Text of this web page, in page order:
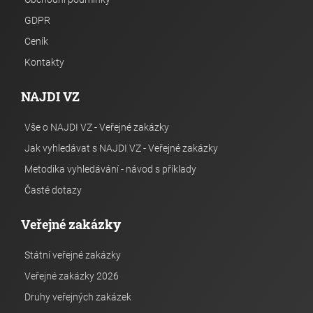
GDPR
Ceník
Kontakty
NAJDI VZ
Vše o NAJDI VZ - Veřejné zakázky
Jak vyhledávat s NAJDI VZ - Veřejné zakázky
Metodika vyhledávání - návod s příklady
Časté dotazy
Veřejné zakázky
Státní veřejné zakázky
Veřejné zakázky 2026
Druhy veřejných zakázek